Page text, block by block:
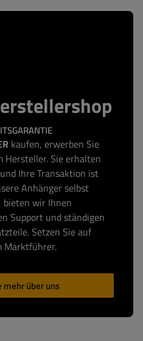
kaufen, erwerben Sie
Hersteller. Sie erhalten
Ihre Transaktion ist
Anhänger selbst
wir Ihnen
Support und ständigen
Setzen Sie auf
Marktführer.
mehr über uns